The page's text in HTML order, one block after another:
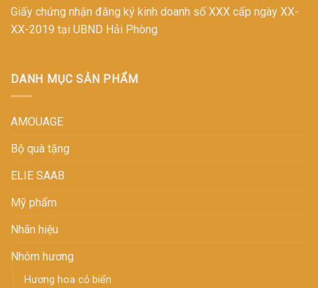
Giấy chứng nhận đăng ký kinh doanh số XXX cấp ngày XX-
XX-2019 tại UBND Hải Phòng
DANH MỤC SẢN PHẨM
AMOUAGE
Bộ quà tặng
ELIE SAAB
Mỹ phẩm
Nhãn hiệu
Nhóm hương
H­ương hoa cỏ biển